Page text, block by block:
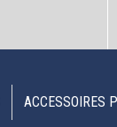
ACCESSOIRES